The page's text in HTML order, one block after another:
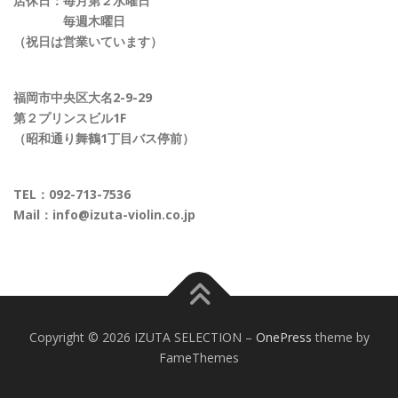
毎週木曜日
（祝日は営業いています）
福岡市中央区大名2-9-29
第２プリンスビル1F
（昭和通り舞鶴1丁目バス停前）
TEL： 092-713-7536
Mail： info@izuta-violin.co.jp
Copyright © 2026 IZUTA SELECTION – OnePress theme by
FameThemes